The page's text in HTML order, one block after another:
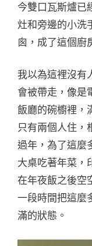
今雙口瓦斯爐已
灶和旁邊的小洗
囪，成了這個廚
我以為這裡沒有
會被帶走，像是
飯廳的碗櫥裡，
只有兩個人住，
過年，為了這麼
大桌吃著年菜，
在年夜飯之後空
一段時間把這麼
滿的狀態。